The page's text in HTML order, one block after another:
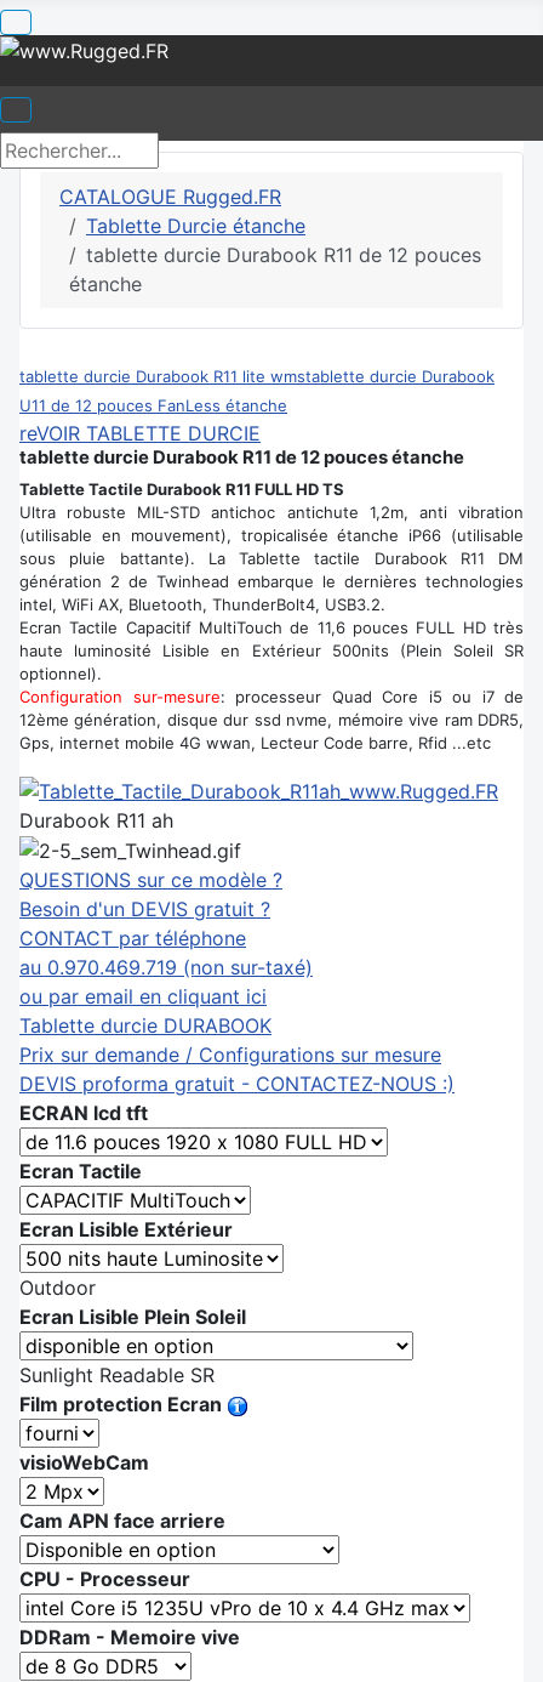
CATALOGUE Rugged.FR
Tablette Durcie étanche
tablette durcie Durabook R11 de 12 pouces
étanche
tablette durcie Durabook R11 lite wmstablette durcie Durabook
U11 de 12 pouces FanLess étanche
reVOIR TABLETTE DURCIE
tablette durcie Durabook R11 de 12 pouces étanche
Tablette Tactile Durabook R11 FULL HD TS
Ultra robuste MIL-STD antichoc antichute 1,2m, anti vibration
(utilisable en mouvement), tropicalisée étanche iP66 (utilisable
sous pluie battante). La Tablette tactile Durabook R11 DM
génération 2 de Twinhead embarque le dernières technologies
intel, WiFi AX, Bluetooth, ThunderBolt4, USB3.2.
Ecran Tactile Capacitif MultiTouch de 11,6 pouces FULL HD très
haute luminosité Lisible en Extérieur 500nits (Plein Soleil SR
optionnel).
Configuration sur-mesure: processeur Quad Core i5 ou i7 de
12ème génération, disque dur ssd nvme, mémoire vive ram DDR5,
Gps, internet mobile 4G wwan, Lecteur Code barre, Rfid ...etc
Durabook R11 ah
QUESTIONS sur ce modèle ?
Besoin d'un DEVIS gratuit ?
CONTACT par téléphone
au 0.970.469.719 (non sur-taxé)
ou par email en cliquant ici
Tablette durcie DURABOOK
Prix sur demande / Configurations sur mesure
DEVIS proforma gratuit - CONTACTEZ-NOUS :)
ECRAN lcd tft
Ecran Tactile
Ecran Lisible Extérieur
Outdoor
Ecran Lisible Plein Soleil
Sunlight Readable SR
Film protection Ecran
visioWebCam
Cam APN face arriere
CPU - Processeur
DDRam - Memoire vive